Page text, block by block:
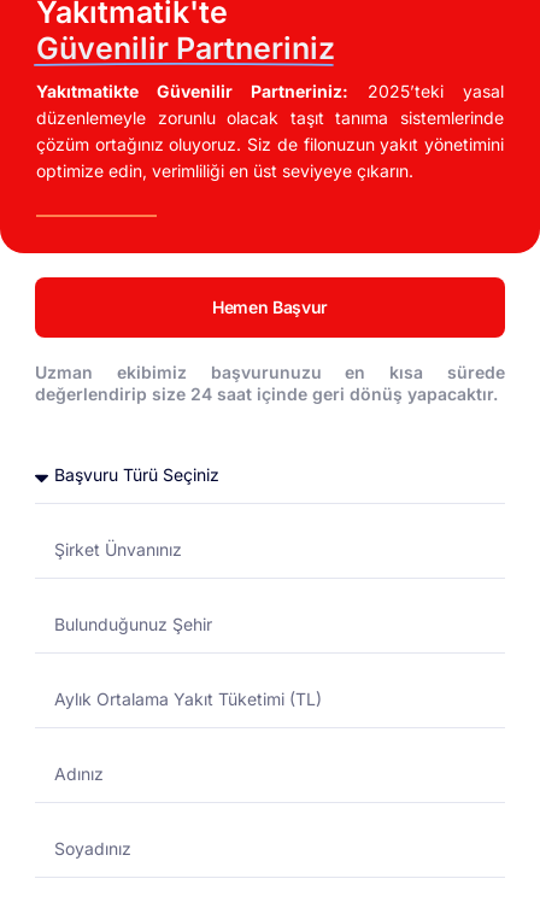
İndirimli Akaryakıt Fırsatları
UTTS Kullanarak Akaryakıt Maliyetinizi %20
Düşürün!
Toptan Akaryakıt
Toptan Akaryakıt
Yakıtmatik'te
Güvenilir Partneriniz
Yakıtmatikte Güvenilir Partneriniz: 2025’teki yasal
düzenlemeyle zorunlu olacak taşıt tanıma sistemlerinde
çözüm ortağınız oluyoruz. Siz de filonuzun yakıt yönetimini
optimize edin, verimliliği en üst seviyeye çıkarın.
Hemen Başvur
Uzman ekibimiz başvurunuzu en kısa sürede
değerlendirip size 24 saat içinde geri dönüş yapacaktır.